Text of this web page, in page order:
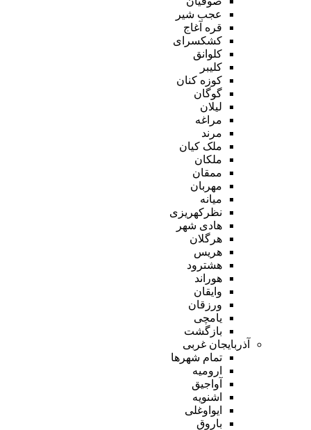
عجب شیر
قره آغاج
کشکسرای
کلوانق
کلیبر
کوزه کنان
گوگان
لیلان
مراغه
مرند
ملک کیان
ملکان
ممقان
مهربان
میانه
نظرکهریزی
هادی شهر
هرگلان
هریس
هشترود
هوراند
وایقان
ورزقان
یامچی
بازگشت
آذربایجان غربی
تمام شهر‌ها
ارومیه
آواجیق
اشنویه
ایواوغلی
باروق